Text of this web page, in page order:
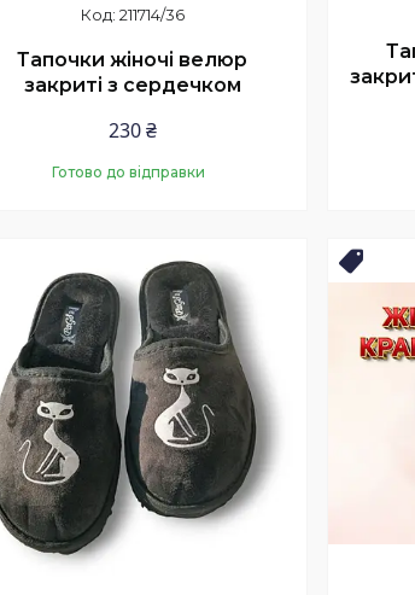
211714/36
Тапочки жіночі велюр
закриті з сердечком
230 ₴
Готово до відправки